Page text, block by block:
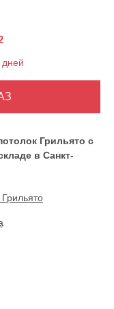
дней
Грильято с
в Санкт-